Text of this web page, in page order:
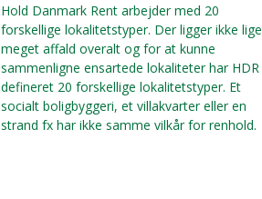
Hold Danmark Rent arbejder med 20
forskellige lokalitetstyper. Der ligger ikke lige
meget affald overalt og for at kunne
sammenligne ensartede lokaliteter har HDR
defineret 20 forskellige lokalitetstyper. Et
socialt boligbyggeri, et villakvarter eller en
strand fx har ikke samme vilkår for renhold.